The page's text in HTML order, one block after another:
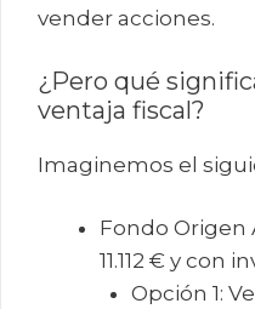
vender acciones.
¿Pero qué
ventaja fiscal?
Imaginemos el
Fondo Origen
11.112 € y con
Opción 1: